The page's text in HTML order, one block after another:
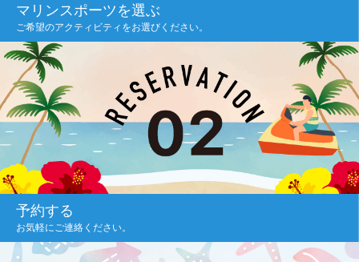
マリンスポーツを選ぶ
ご希望のアクティビティをお選びください。
予約する
お気軽にご連絡ください。